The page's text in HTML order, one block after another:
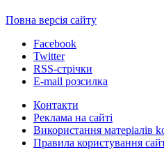
Повна версія сайту
Facebook
Twitter
RSS-стрічки
E-mail розсилка
Контакти
Реклама на сайті
Використання матеріалів
Правила користування